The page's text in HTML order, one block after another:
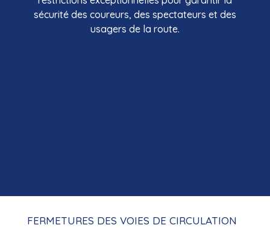
sécurité des coureurs, des spectateurs et des
usagers de la route.
FERMETURES DES VOIES DE CIRCULATION